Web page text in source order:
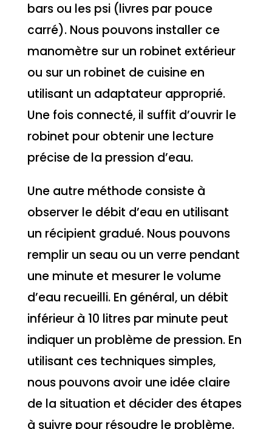
bars ou les psi (livres par pouce
carré). Nous pouvons installer ce
manomètre sur un robinet extérieur
ou sur un robinet de cuisine en
utilisant un adaptateur approprié.
Une fois connecté, il suffit d’ouvrir le
robinet pour obtenir une lecture
précise de la pression d’eau.
Une autre méthode consiste à
observer le débit d’eau en utilisant
un récipient gradué. Nous pouvons
remplir un seau ou un verre pendant
une minute et mesurer le volume
d’eau recueilli. En général, un débit
inférieur à 10 litres par minute peut
indiquer un problème de pression. En
utilisant ces techniques simples,
nous pouvons avoir une idée claire
de la situation et décider des étapes
à suivre pour résoudre le problème.